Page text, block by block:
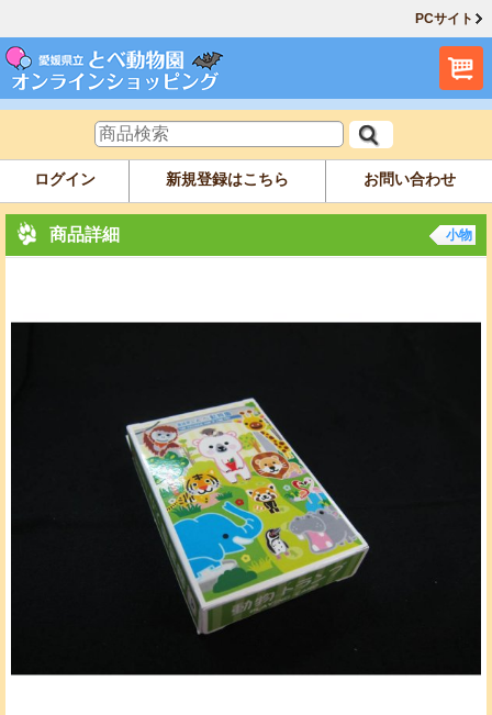
PCサイト
ログイン 新規登録はこちら お問い合わせ
商品詳細 小物